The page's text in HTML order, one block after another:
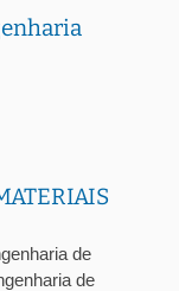
de
de